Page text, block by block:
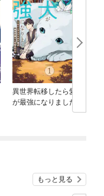
異世界転移したら愛犬
が最強になりました ～
シルバーフェンリルと
もっと見る